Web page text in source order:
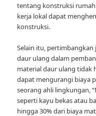
tentang konstruksi
kerja lokal dapat
konstruksi.
Selain itu,
daur ulang dalam
material daur ulang tidak
dapat mengurangi biaya
seorang ahli lingkungan,
seperti kayu bekas atau
hingga 30% dari biaya